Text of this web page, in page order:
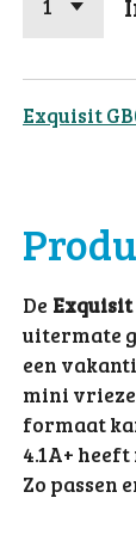
Exquisit
De Exquisit
uitermate
een
mini
formaat
4.1A+
Zo passen